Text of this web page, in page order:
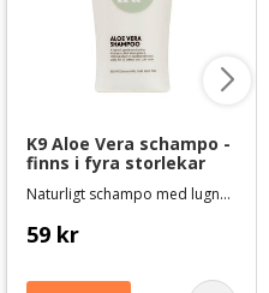
K9 Aloe Vera schampo -
finns i fyra storlekar
Naturligt schampo med lugnande effekt
59 kr